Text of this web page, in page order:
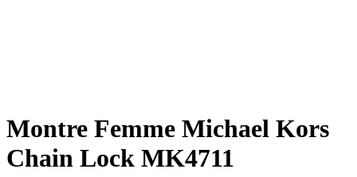
Montre Femme Michael Kors
Chain Lock MK4711